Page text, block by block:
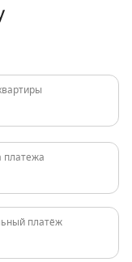
платежа
платёж